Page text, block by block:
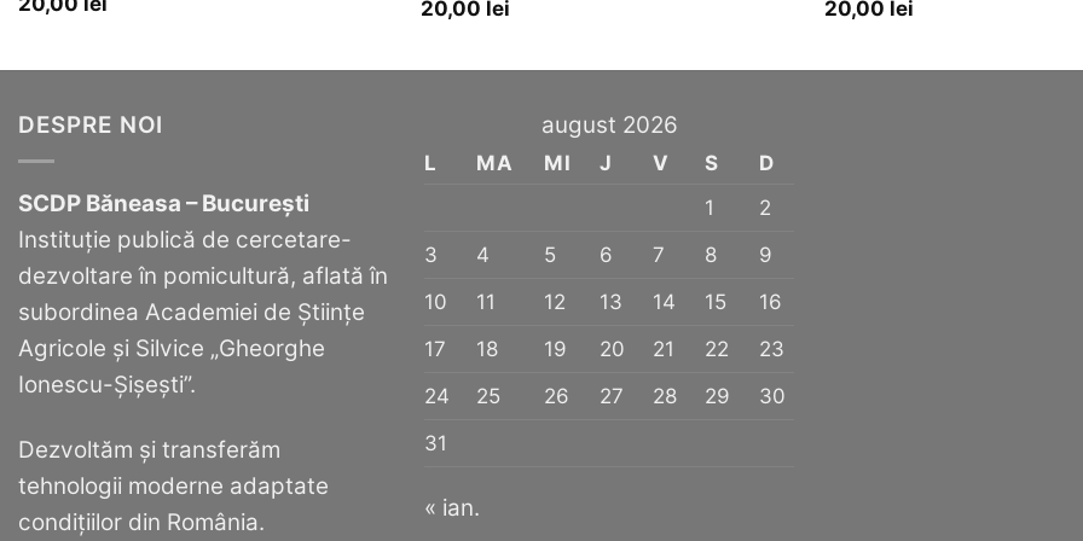
20,00 lei 20,00 lei
DESPRE NOI
SCDP Băneasa – București
Instituție publică de cercetare-
dezvoltare în pomicultură, aflată în
subordinea Academiei de Științe
Agricole și Silvice „Gheorghe
Ionescu-Șișești”.
Dezvoltăm și transferăm
tehnologii moderne adaptate
condițiilor din România.
august 2026
L MA MI J V S
D
1
2
3
4 5 6 7 8
9
10
11 12 13 14 15
16
17
18 19 20 21 22
23
24
25 26 27 28 29
30
31
« ian.